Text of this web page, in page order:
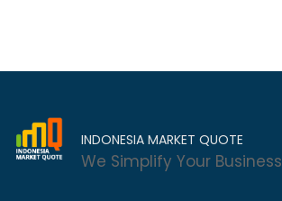
INDONESIA MARKET QUOTE
We Simplify Your Business